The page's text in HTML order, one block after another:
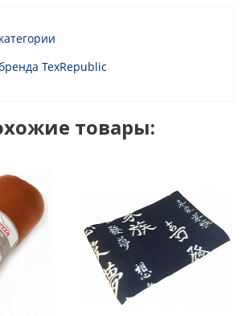
TexRepublic
товары: